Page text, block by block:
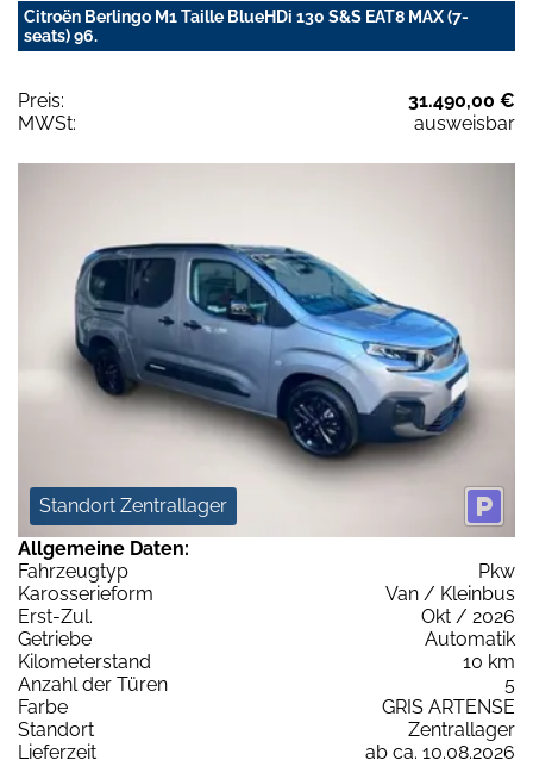
Citroën Berlingo M1 Taille BlueHDi 130 S&S EAT8 MAX (7-
seats) 96.
Preis:
31.490,00 €
MWSt:
ausweisbar
Standort Zentrallager
Allgemeine Daten:
Fahrzeugtyp
Pkw
Karosserieform
Van / Kleinbus
Erst-Zul.
Okt / 2026
Getriebe
Automatik
Kilometerstand
10 km
Anzahl der Türen
5
Farbe
GRIS ARTENSE
Standort
Zentrallager
Lieferzeit
ab ca. 10.08.2026